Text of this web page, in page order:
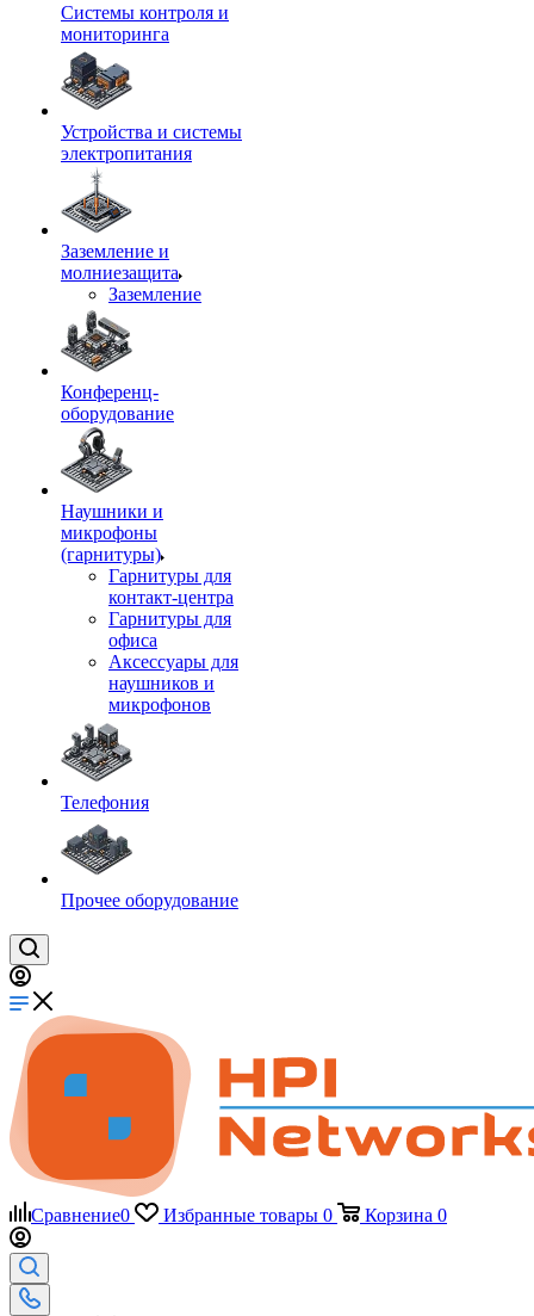
Системы контроля и
мониторинга
Устройства и системы
электропитания
Заземление и
молниезащита
Заземление
Конференц-
оборудование
Наушники и
микрофоны
(гарнитуры)
Гарнитуры для
контакт-центра
Гарнитуры для
офиса
Аксессуары для
наушников и
микрофонов
Телефония
Прочее оборудование
Сравнение0 Избранные товары 0 Корзина 0